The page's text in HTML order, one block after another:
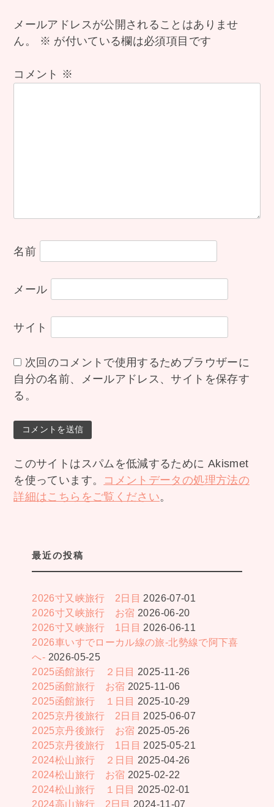
ナ
ビ
ゲ
メールアドレスが公開されることはありませ
ん。
※ が付いている欄は必須項目です
コメント ※
名前
メール
サイト
次回のコメントで使用するためブラウザーに
自分の名前、メールアドレス、サイトを保存す
る。
このサイトはスパムを低減するために Akismet
を使っています。
コメントデータの処理方法の
詳細はこちらをご覧ください。
最近の投稿
2026寸又峡旅行 2日目 2026-07-01
2026寸又峡旅行 お宿 2026-06-20
2026寸又峡旅行 1日目 2026-06-11
2026車いすでローカル線の旅-北勢線で阿下喜
へ- 2026-05-25
2025函館旅行 ２日目 2025-11-26
2025函館旅行 お宿 2025-11-06
2025函館旅行 １日目 2025-10-29
2025京丹後旅行 2日目 2025-06-07
2025京丹後旅行 お宿 2025-05-26
2025京丹後旅行 1日目 2025-05-21
2024松山旅行 ２日目 2025-04-26
2024松山旅行 お宿 2025-02-22
2024松山旅行 １日目 2025-02-01
2024高山旅行 2日目 2024-11-07